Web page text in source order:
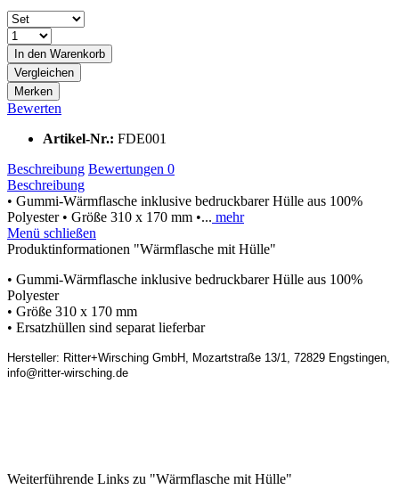
In den Warenkorb
Vergleichen
Merken
Bewerten
Artikel-Nr.: FDE001
Beschreibung Bewertungen 0
Beschreibung
• Gummi-Wärmflasche inklusive bedruckbarer Hülle aus 100%
Polyester • Größe 310 x 170 mm •... mehr
Menü schließen
Produktinformationen "Wärmflasche mit Hülle"
• Gummi-Wärmflasche inklusive bedruckbarer Hülle aus 100%
Polyester
• Größe 310 x 170 mm
• Ersatzhüllen sind separat lieferbar
Hersteller: Ritter+Wirsching GmbH, Mozartstraße 13/1, 72829 Engstingen,
info@ritter-wirsching.de
Weiterführende Links zu "Wärmflasche mit Hülle"